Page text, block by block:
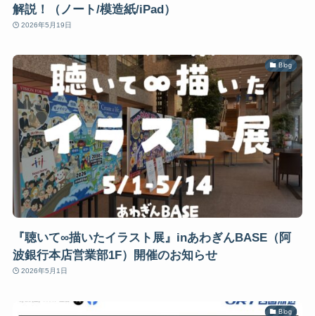
解説！（ノート/模造紙/iPad）
2026年5月19日
Blog
『聴いて∞描いたイラスト展』inあわぎんBASE（阿
波銀行本店営業部1F）開催のお知らせ
2026年5月1日
Blog